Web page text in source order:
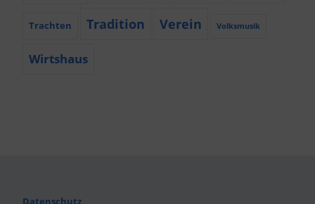
Trachten Tradition Verein Volksmusik
Wirtshaus
Datenschutz